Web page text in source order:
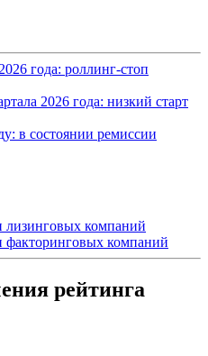
года: роллинг-стоп
2026 года: низкий старт
в состоянии ремиссии
лизинговых компаний
факторинговых компаний
рейтинга